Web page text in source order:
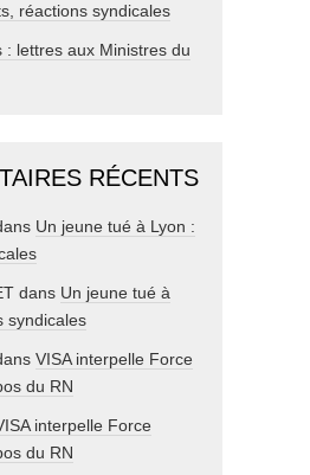
réactions syndicales
: lettres aux Ministres du
RÉCENTS
Un jeune tué à Lyon :
dans Un jeune tué à
syndicales
VISA interpelle Force
du RN
interpelle Force
du RN